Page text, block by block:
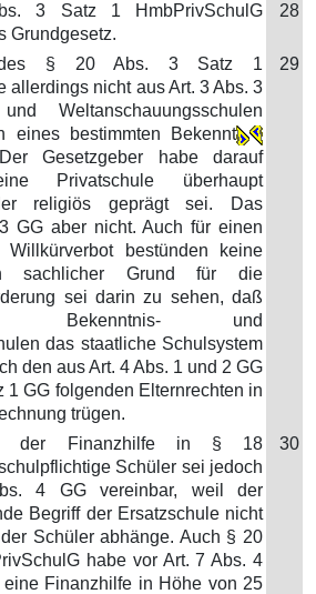
3 Satz 1 HmbPrivSchulG
Grundgesetz.
28
des § 20 Abs. 3 Satz 1
allerdings nicht aus Art. 3 Abs. 3
Weltanschauungsschulen
eines bestimmten Bekennt
Gesetzgeber habe darauf
Privatschule überhaupt
religiös geprägt sei. Das
GG aber nicht. Auch für einen
bestünden keine
sachlicher Grund für die
sei darin zu sehen, daß
Bekenntnis- und
das staatliche Schulsystem
den aus Art. 4 Abs. 1 und 2 GG
1 GG folgenden Elternrechten in
trügen.
29
der Finanzhilfe in § 18
Schüler sei jedoch
4 GG vereinbar, weil der
Begriff der Ersatzschule nicht
Schüler abhänge. Auch § 20
habe vor Art. 7 Abs. 4
Finanzhilfe in Höhe von 25
30